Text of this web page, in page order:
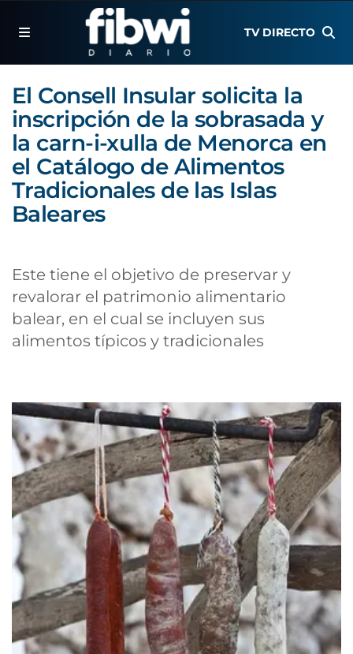
TV DIRECTO
El Consell Insular solicita la
inscripción de la sobrasada y
la carn-i-xulla de Menorca en
el Catálogo de Alimentos
Tradicionales de las Islas
Baleares
Este tiene el objetivo de preservar y
revalorar el patrimonio alimentario
balear, en el cual se incluyen sus
alimentos típicos y tradicionales